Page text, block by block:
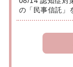
の「民事信託」